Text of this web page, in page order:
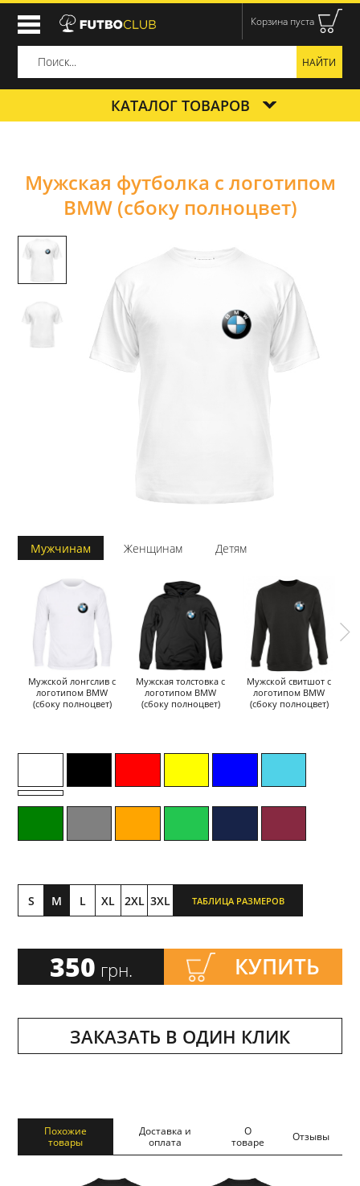
Корзина пуста
КАТАЛОГ ТОВАРОВ
Мужская футболка с логотипом
BMW (сбоку полноцвет)
Мужчинам Женщинам Детям
Мужской лонгслив с
логотипом BMW
(сбоку полноцвет)
Мужская толстовка с
логотипом BMW
(сбоку полноцвет)
Мужской свитшот с
логотипом BMW
(сбоку полноцвет)
S M L XL 2XL 3XL ТАБЛИЦА РАЗМЕРОВ
350 грн. КУПИТЬ
ЗАКАЗАТЬ В ОДИН КЛИК
Похожие
товары
Доставка и
оплата
О
товаре
Отзывы